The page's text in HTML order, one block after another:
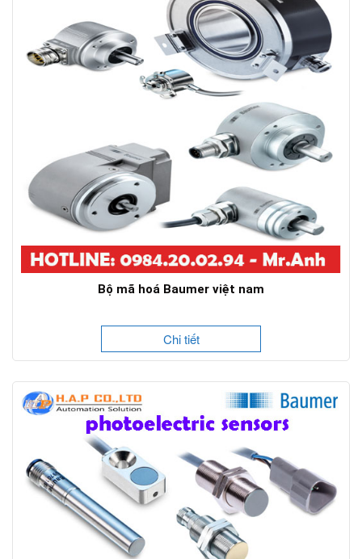
Bộ mã hoá Baumer việt nam
Chi tiết